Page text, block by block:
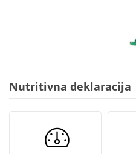
Nutritivna deklaracija